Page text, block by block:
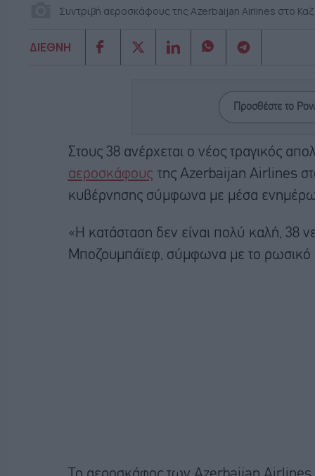
Συντριβή αεροσκάφους της Azerbaijan Airlines στο
ΔΙΕΘΝΗ
Προσθέστε το
Στους 38 ανέρχεται ο νέος τραγικός
αεροσκάφους της Azerbaijan Airlines
κυβέρνησης σύμφωνα με μέσα
«Η κατάσταση δεν είναι πολύ καλή, 38
Μποζουμπάϊεφ, σύμφωνα με το ρωσικό